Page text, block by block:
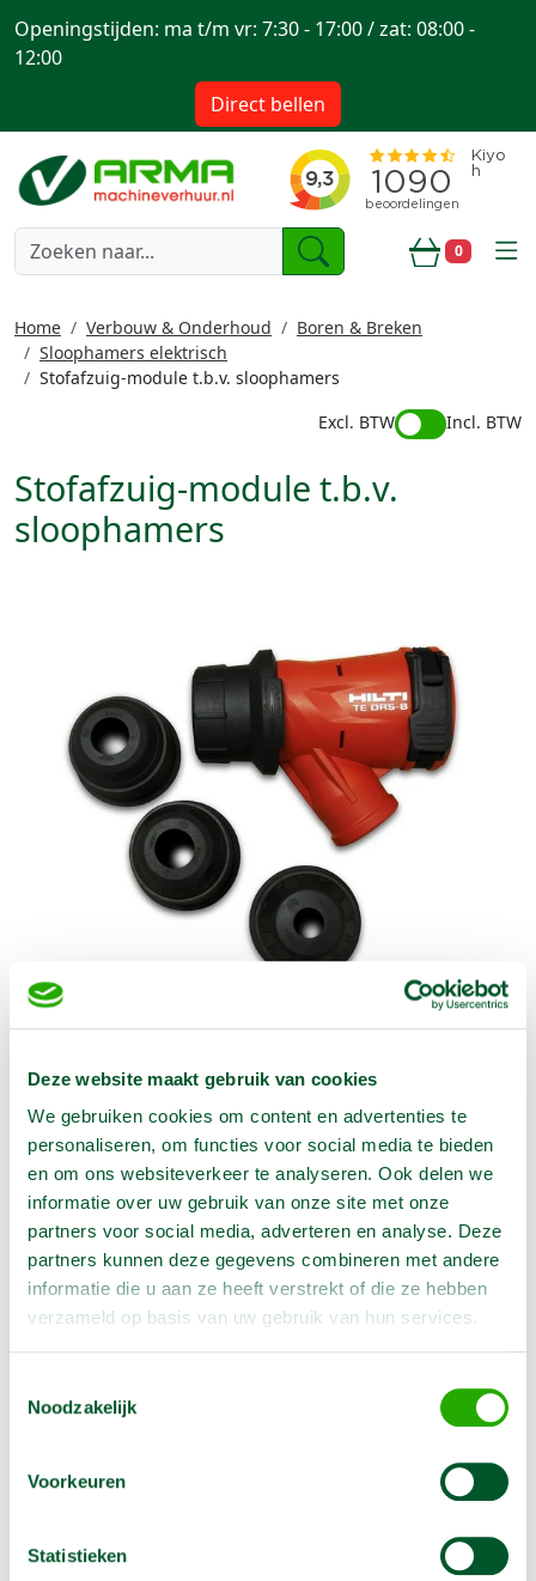
Deze website maakt gebruik van cookies
We gebruiken cookies om content en advertenties te
personaliseren, om functies voor social media te bieden
en om ons websiteverkeer te analyseren. Ook delen we
informatie over uw gebruik van onze site met onze
partners voor social media, adverteren en analyse. Deze
partners kunnen deze gegevens combineren met andere
informatie die u aan ze heeft verstrekt of die ze hebben
verzameld op basis van uw gebruik van hun services.
Noodzakelijk
Voorkeuren
Statistieken
0
Openingstijden: ma t/m vr: 7:30 - 17:00 / zat: 08:00 -
12:00
Direct bellen
Home Verbouw & Onderhoud
Boren & Breken
Sloophamers elektrisch
Stofafzuig-module t.b.v. sloophamers
Excl. BTW
Incl. BTW
Stofafzuig-module t.b.v.
sloophamers
10,50 1 dag Excl. BTW
31,50 /1 weekExcl. BTW
In winkelwagen te selecteren
Geen klantenkaart wél korting
Weekend = 1 huurdag
Bezorg-ophaal service
Met deze module kun je zoveel mogelijk stofvrij werken